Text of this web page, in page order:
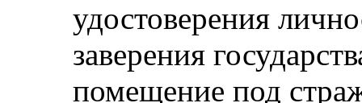
удостоверения
заверения
помещение под